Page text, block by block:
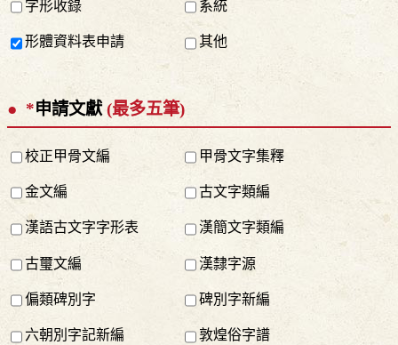
字形收錄 系統
形體資料表申請 其他
*申請文獻 (最多五筆)
校正甲骨文編 甲骨文字集釋
金文編 古文字類編
漢語古文字字形表 漢簡文字類編
古璽文編 漢隸字源
偏類碑別字 碑別字新編
六朝別字記新編 敦煌俗字譜